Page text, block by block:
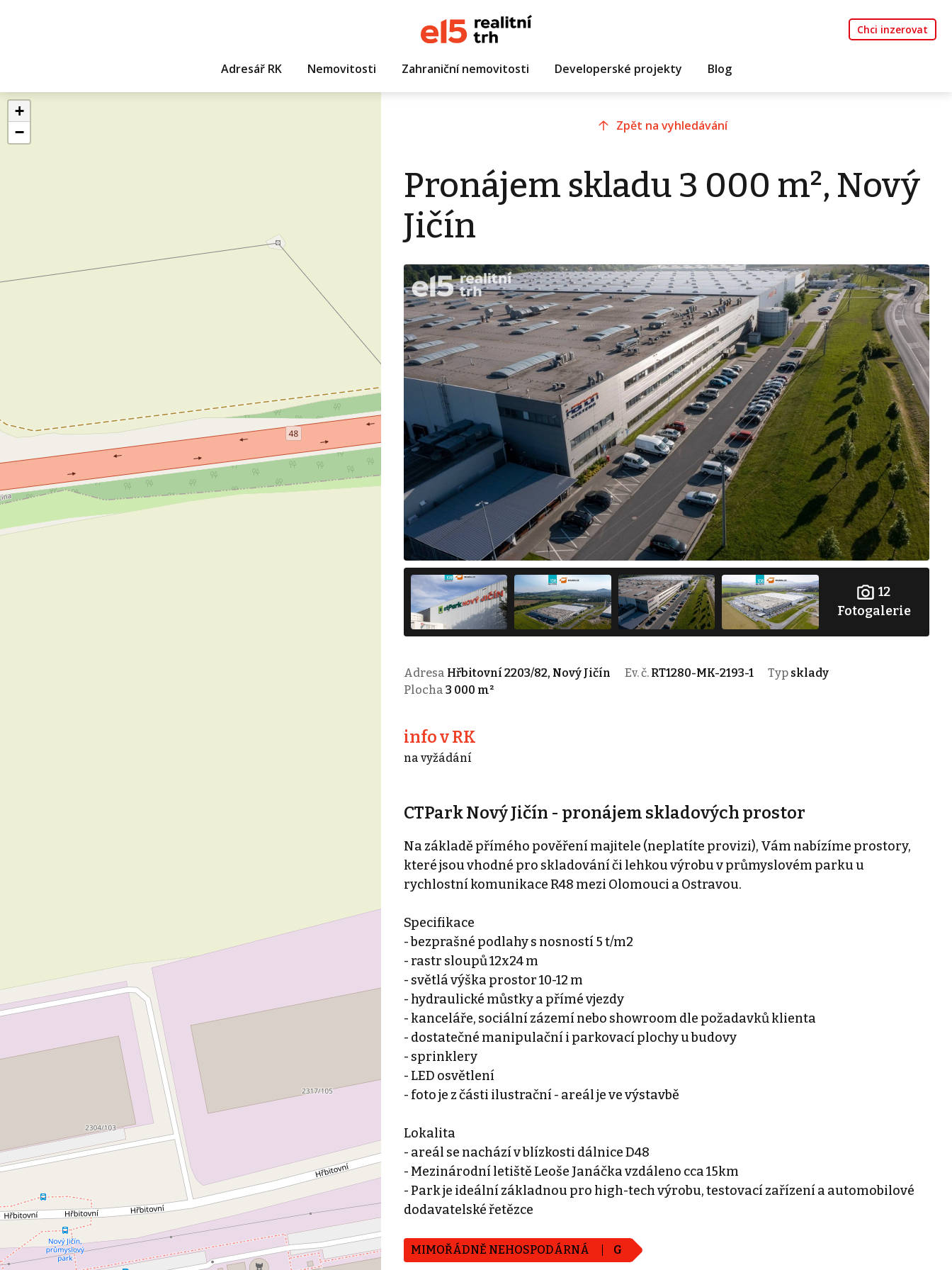
Chci inzerovat
Adresář RK Nemovitosti Zahraniční nemovitosti Developerské projekty Blog
+
−
Zpět na vyhledávání
Pronájem skladu 3 000 m², Nový
Jičín
12
Fotogalerie
Adresa Hřbitovní 2203/82, Nový Jičín Ev. č. RT1280-MK-2193-1 Typ sklady
Plocha 3 000 m²
info v RK
na vyžádání
CTPark Nový Jičín - pronájem skladových prostor
Na základě přímého pověření majitele (neplatíte provizi), Vám nabízíme prostory,
které jsou vhodné pro skladování či lehkou výrobu v průmyslovém parku u
rychlostní komunikace R48 mezi Olomouci a Ostravou.
Specifikace
- bezprašné podlahy s nosností 5 t/m2
- rastr sloupů 12x24 m
- světlá výška prostor 10-12 m
- hydraulické můstky a přímé vjezdy
- kanceláře, sociální zázemí nebo showroom dle požadavků klienta
- dostatečné manipulační i parkovací plochy u budovy
- sprinklery
- LED osvětlení
- foto je z části ilustrační - areál je ve výstavbě
Lokalita
- areál se nachází v blízkosti dálnice D48
- Mezinárodní letiště Leoše Janáčka vzdáleno cca 15km
- Park je ideální základnou pro high-tech výrobu, testovací zařízení a automobilové
dodavatelské řetězce
MIMOŘÁDNĚ NEHOSPODÁRNÁ G